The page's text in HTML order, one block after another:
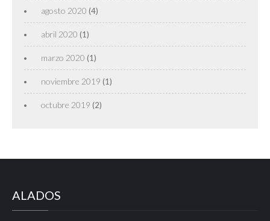
agosto 2020 (4)
abril 2020 (1)
marzo 2020 (1)
noviembre 2019 (1)
octubre 2019 (2)
ALADOS